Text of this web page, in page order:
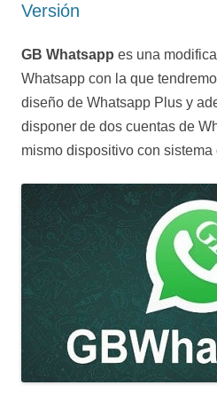
Versión
GB Whatsapp es una
Whatsapp con la que
diseño de Whatsapp Plus y
disponer de dos cuentas de
mismo dispositivo con sistema